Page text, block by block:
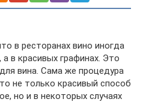
в ресторанах вино иногда
в красивых графинах. Это
вина. Сама же процедура
не только красивый способ
но и в некоторых случаях